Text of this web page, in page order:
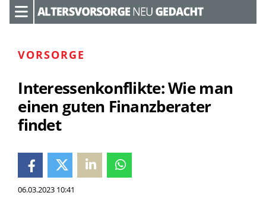
VORSORGE
Interessenkonflikte: Wie man
einen guten Finanzberater
findet
06.03.2023 10:41